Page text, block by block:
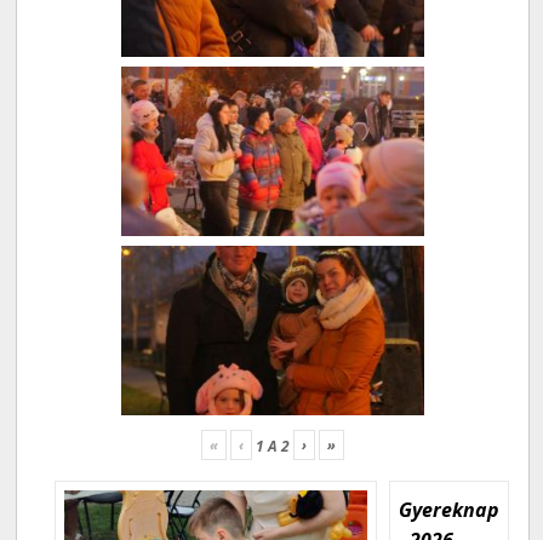
« ‹ 1A2 › »
Gyereknap